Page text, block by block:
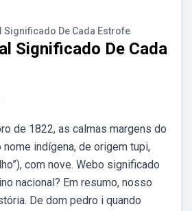
Significado De Cada Estrofe
Significado De Cada
de 1822, as calmas margens do
nome indígena, de origem tupi,
com nove. Webo significado
nacional? Em resumo, nosso
De dom pedro i quando